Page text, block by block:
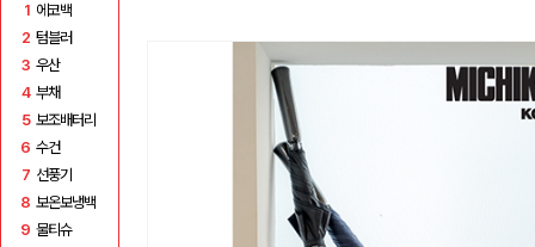
1 에코백
2 텀블러
3 우산
4 부채
5 보조배터리
6 수건
7 선풍기
8 보온보냉백
9 물티슈